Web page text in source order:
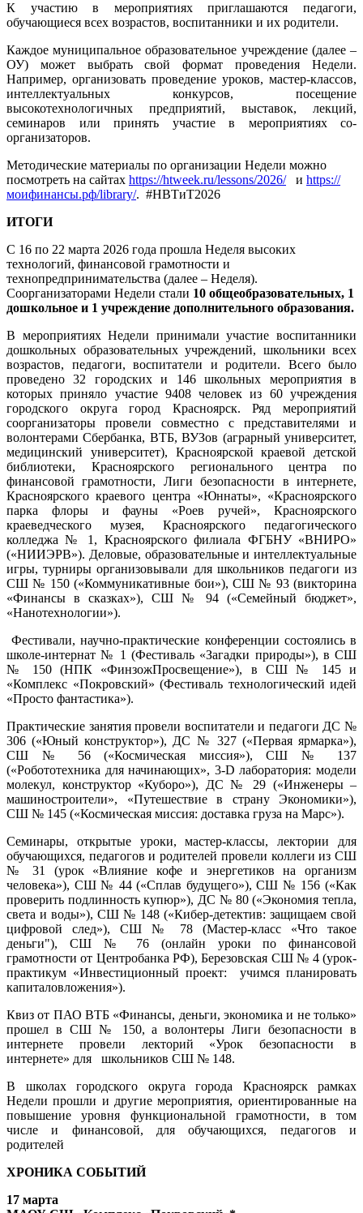
К участию в мероприятиях приглашаются педагоги,
обучающиеся всех возрастов, воспитанники и их родители.
Каждое муниципальное образовательное учреждение (далее –
ОУ) может выбрать свой формат проведения Недели.
Например, организовать проведение уроков, мастер-классов,
интеллектуальных конкурсов, посещение
высокотехнологичных предприятий, выставок, лекций,
семинаров или принять участие в мероприятиях со-
организаторов.
Методические материалы по организации Недели можно
посмотреть на сайтах https://htweek.ru/lessons/2026/и https://
моифинансы.рф/library/. #НВТиТ2026
ИТОГИ
С 16 по 22 марта 2026 года прошла Неделя высоких
технологий, финансовой грамотности и
технопредпринимательства (далее – Неделя).
Соорганизаторами Недели стали 10 общеобразовательных, 1
дошкольное и 1 учреждение дополнительного образования.
В мероприятиях Недели принимали участие воспитанники
дошкольных образовательных учреждений, школьники всех
возрастов, педагоги, воспитатели и родители. Всего было
проведено 32 городских и 146 школьных мероприятия в
которых приняло участие 9408 человек из 60 учреждения
городского округа город Красноярск. Ряд мероприятий
соорганизаторы провели совместно с представителями и
волонтерами Сбербанка, ВТБ, ВУЗов (аграрный университет,
медицинский университет), Красноярской краевой детской
библиотеки, Красноярского регионального центра по
финансовой грамотности, Лиги безопасности в интернете,
Красноярского краевого центра «Юннаты», «Красноярского
парка флоры и фауны «Роев ручей», Красноярского
краеведческого музея, Красноярского педагогического
колледжа № 1, Красноярского филиала ФГБНУ «ВНИРО»
(«НИИЭРВ»). Деловые, образовательные и интеллектуальные
игры, турниры организовывали для школьников педагоги из
СШ № 150 («Коммуникативные бои»), СШ № 93 (викторина
«Финансы в сказках»), СШ № 94 («Семейный бюджет»,
«Нанотехнологии»).
Фестивали, научно-практические конференции состоялись в
школе-интернат № 1 (Фестиваль «Загадки природы»), в СШ
№ 150 (НПК «ФинзожПросвещение»), в СШ № 145 и
«Комплекс «Покровский» (Фестиваль технологический идей
«Просто фантастика»).
Практические занятия провели воспитатели и педагоги ДС №
306 («Юный конструктор»), ДС № 327 («Первая ярмарка»),
СШ № 56 («Космическая миссия»), СШ № 137
(«Робототехника для начинающих», 3-D лаборатория: модели
молекул, конструктор «Куборо»), ДС № 29 («Инженеры –
машиностроители», «Путешествие в страну Экономики»),
СШ № 145 («Космическая миссия: доставка груза на Марс»).
Семинары, открытые уроки, мастер-классы, лектории для
обучающихся, педагогов и родителей провели коллеги из СШ
№ 31 (урок «Влияние кофе и энергетиков на организм
человека»), СШ № 44 («Сплав будущего»), СШ № 156 («Как
проверить подлинность купюр»), ДС № 80 («Экономия тепла,
света и воды»), СШ № 148 («Кибер-детектив: защищаем свой
цифровой след»), СШ № 78 (Мастер-класс «Что такое
деньги"), СШ № 76 (онлайн уроки по финансовой
грамотности от Центробанка РФ), Березовская СШ № 4 (урок-
практикум «Инвестиционный проект: учимся планировать
капиталовложения»).
Квиз от ПАО ВТБ «Финансы, деньги, экономика и не только»
прошел в СШ № 150, а волонтеры Лиги безопасности в
интернете провели лекторий «Урок безопасности в
интернете» для школьников СШ № 148.
В школах городского округа города Красноярск рамках
Недели прошли и другие мероприятия, ориентированные на
повышение уровня функциональной грамотности, в том
числе и финансовой, для обучающихся, педагогов и
родителей
ХРОНИКА СОБЫТИЙ
17 марта